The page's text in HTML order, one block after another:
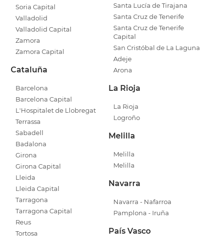
Soria Capital
Valladolid
Valladolid Capital
Zamora
Zamora Capital
Cataluña
Barcelona
Barcelona Capital
L'Hospitalet de Llobregat
Terrassa
Sabadell
Badalona
Girona
Girona Capital
Lleida
Lleida Capital
Tarragona
Tarragona Capital
Reus
Tortosa
Santa Lucía de Tirajana
Santa Cruz de Tenerife
Santa Cruz de Tenerife
Capital
San Cristóbal de La Laguna
Adeje
Arona
La Rioja
La Rioja
Logroño
Melilla
Melilla
Melilla
Navarra
Navarra - Nafarroa
Pamplona - Iruña
País Vasco